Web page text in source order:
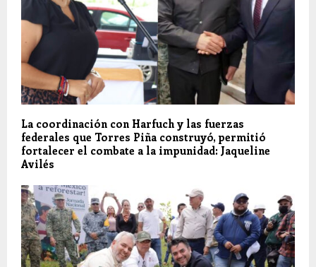
La coordinación con Harfuch y las fuerzas
federales que Torres Piña construyó, permitió
fortalecer el combate a la impunidad: Jaqueline
Avilés